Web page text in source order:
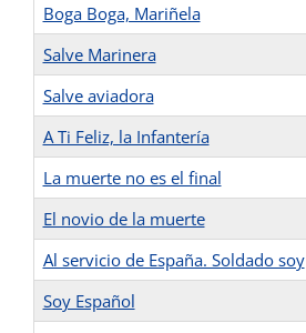
Boga Boga, Mariñela
Salve Marinera
Salve aviadora
A Ti Feliz, la Infantería
La muerte no es el final
El novio de la muerte
Al servicio de España. Soldado soy
Soy Español